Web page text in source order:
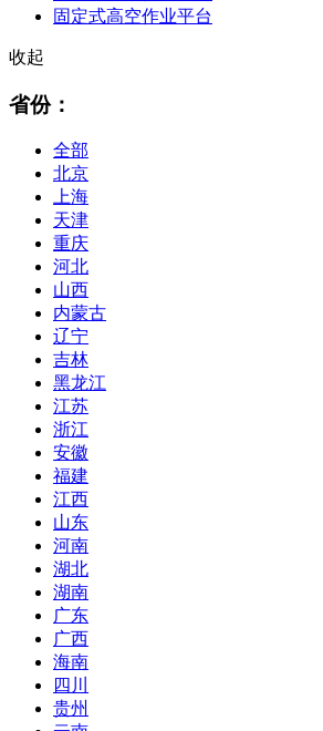
固定式高空作业平台
收起
省份：
全部
北京
上海
天津
重庆
河北
山西
内蒙古
辽宁
吉林
黑龙江
江苏
浙江
安徽
福建
江西
山东
河南
湖北
湖南
广东
广西
海南
四川
贵州